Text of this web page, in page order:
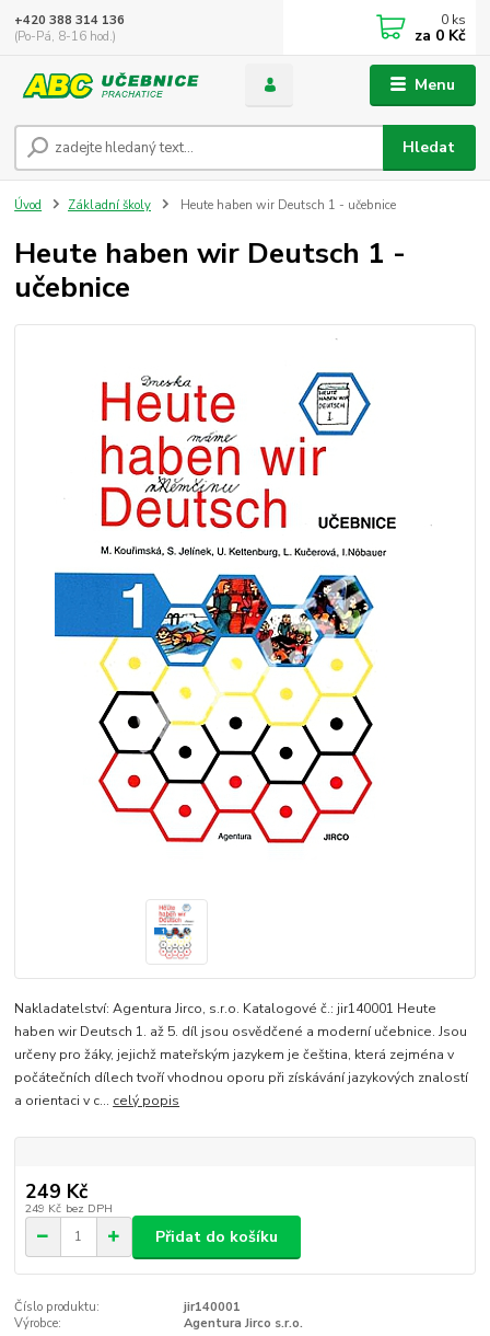
Menu
Hledat
+420 388 314 136
(Po-Pá, 8-16 hod.)
0 ks
za 0 Kč
Úvod Základní školy Heute haben wir Deutsch 1 - učebnice
Heute haben wir Deutsch 1 -
učebnice
Nakladatelství: Agentura Jirco, s.r.o. Katalogové č.: jir140001 Heute
haben wir Deutsch 1. až 5. díl jsou osvědčené a moderní učebnice. Jsou
určeny pro žáky, jejichž mateřským jazykem je čeština, která zejména v
počátečních dílech tvoří vhodnou oporu při získávání jazykových znalostí
a orientaci v c... celý popis
249 Kč
249 Kč bez DPH
Přidat do košíku
Číslo produktu:
jir140001
Výrobce:
Agentura Jirco s.r.o.